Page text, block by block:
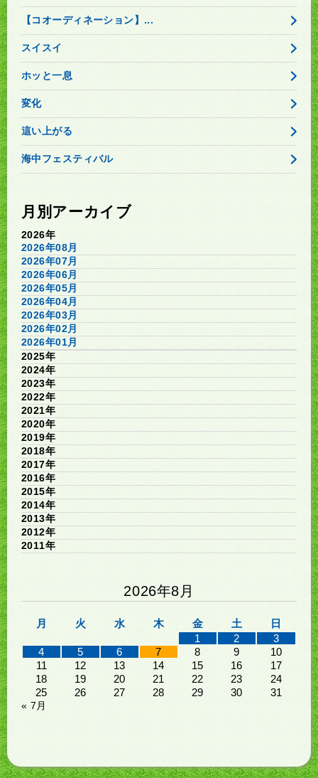
【コオーディネーション】...
スイスイ
ホッと一息
変化
這い上がる
海中フェスティバル
月別アーカイブ
2026年
2026年08月
2026年07月
2026年06月
2026年05月
2026年04月
2026年03月
2026年02月
2026年01月
2025年
2024年
2023年
2022年
2021年
2020年
2019年
2018年
2017年
2016年
2015年
2014年
2013年
2012年
2011年
2026年8月
月 火 水 木 金 土
日
1
2
3
4
5 6 7 8 9
10
11
12 13 14 15 16
17
18
19 20 21 22 23
24
25
26 27 28 29 30 31
« 7月